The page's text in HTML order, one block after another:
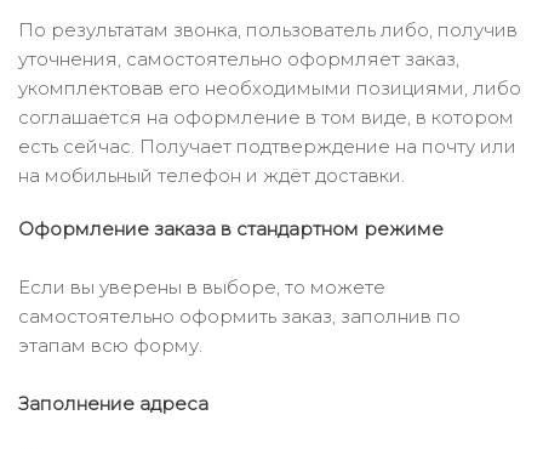
По результатам звонка, пользователь либо, получив
уточнения, самостоятельно оформляет заказ,
укомплектовав его необходимыми позициями, либо
соглашается на оформление в том виде, в котором
есть сейчас. Получает подтверждение на почту или
на мобильный телефон и ждёт доставки.
Оформление заказа в стандартном режиме
Если вы уверены в выборе, то можете
самостоятельно оформить заказ, заполнив по
этапам всю форму.
Заполнение адреса